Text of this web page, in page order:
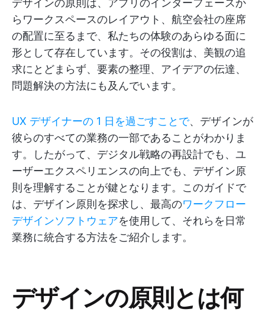
デザインの原則は、アプリのインターフェースか
らワークスペースのレイアウト、航空会社の座席
の配置に至るまで、私たちの体験のあらゆる面に
形として存在しています。その役割は、美観の追
求にとどまらず、要素の整理、アイデアの伝達、
問題解決の方法にも及んでいます。
UX デザイナーの 1 日を過ごすことで、デザインが
彼らのすべての業務の一部であることがわかりま
す。したがって、デジタル戦略の再設計でも、ユ
ーザーエクスペリエンスの向上でも、デザイン原
則を理解することが鍵となります。このガイドで
は、デザイン原則を探求し、最高のワークフロー
デザインソフトウェアを使用して、それらを日常
業務に統合する方法をご紹介します。
デザインの原則とは何